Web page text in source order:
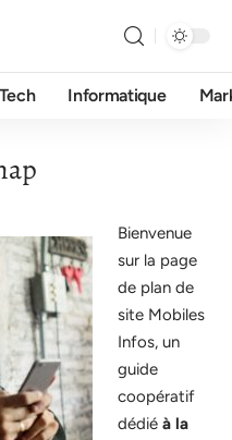
Informatique
Bienvenue
sur la page
de plan de
site Mobiles
Infos, un
guide
coopératif
dédiéà la